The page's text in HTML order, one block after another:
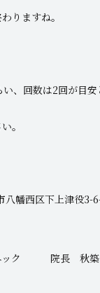
りますね。
、回数は2回が目
。
幡西区下上津役3-
ニック 院長 秋築